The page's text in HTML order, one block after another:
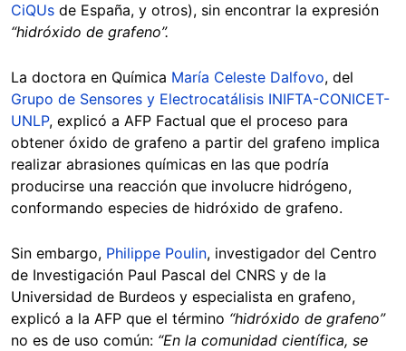
CiQUs de España, y otros), sin encontrar la expresión
“hidróxido de grafeno”.
La doctora en Química María Celeste Dalfovo, del
Grupo de Sensores y Electrocatálisis INIFTA-CONICET-
UNLP, explicó a AFP Factual que el proceso para
obtener óxido de grafeno a partir del grafeno implica
realizar abrasiones químicas en las que podría
producirse una reacción que involucre hidrógeno,
conformando especies de hidróxido de grafeno.
Sin embargo, Philippe Poulin, investigador del Centro
de Investigación Paul Pascal del CNRS y de la
Universidad de Burdeos y especialista en grafeno,
explicó a la AFP que el término “hidróxido de grafeno”
no es de uso común: “En la comunidad científica, se